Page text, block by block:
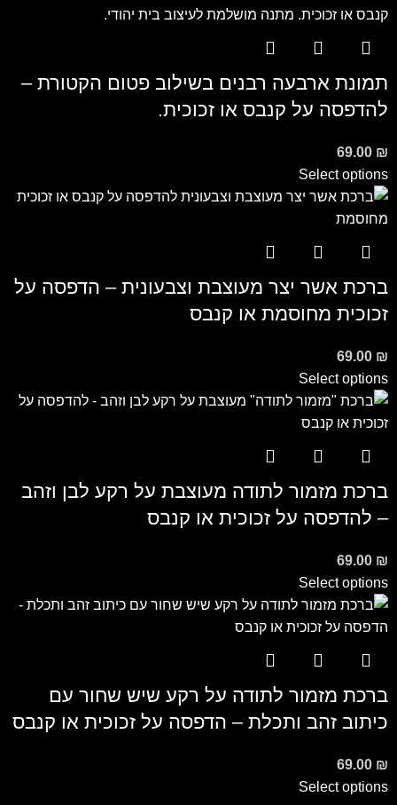
תמונת ארבעה רבנים בשילוב פטום הקטורת –
להדפסה על קנבס או זכוכית.
69.00 ₪
Select options
ברכת אשר יצר מעוצבת וצבעונית – הדפסה על
זכוכית מחוסמת או קנבס
69.00 ₪
Select options
ברכת מזמור לתודה מעוצבת על רקע לבן וזהב
– להדפסה על זכוכית או קנבס
69.00 ₪
Select options
ברכת מזמור לתודה על רקע שיש שחור עם
כיתוב זהב ותכלת – הדפסה על זכוכית או קנבס
69.00 ₪
Select options